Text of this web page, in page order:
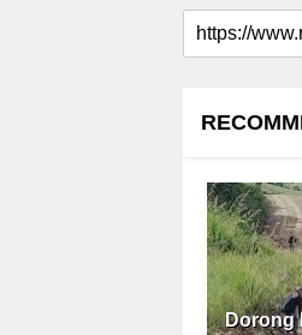
Dorong